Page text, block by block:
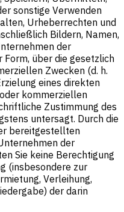
sonstige Verwenden
Urheberrechten und
Bildern, Namen,
der
Form, über die gesetzlich
Zwecken (d. h.
eines direkten
kommerziellen
Zustimmung des
untersagt. Durch die
bereitgestellten
der
Sie keine Berechtigung
(insbesondere zur
Verleihung,
der darin